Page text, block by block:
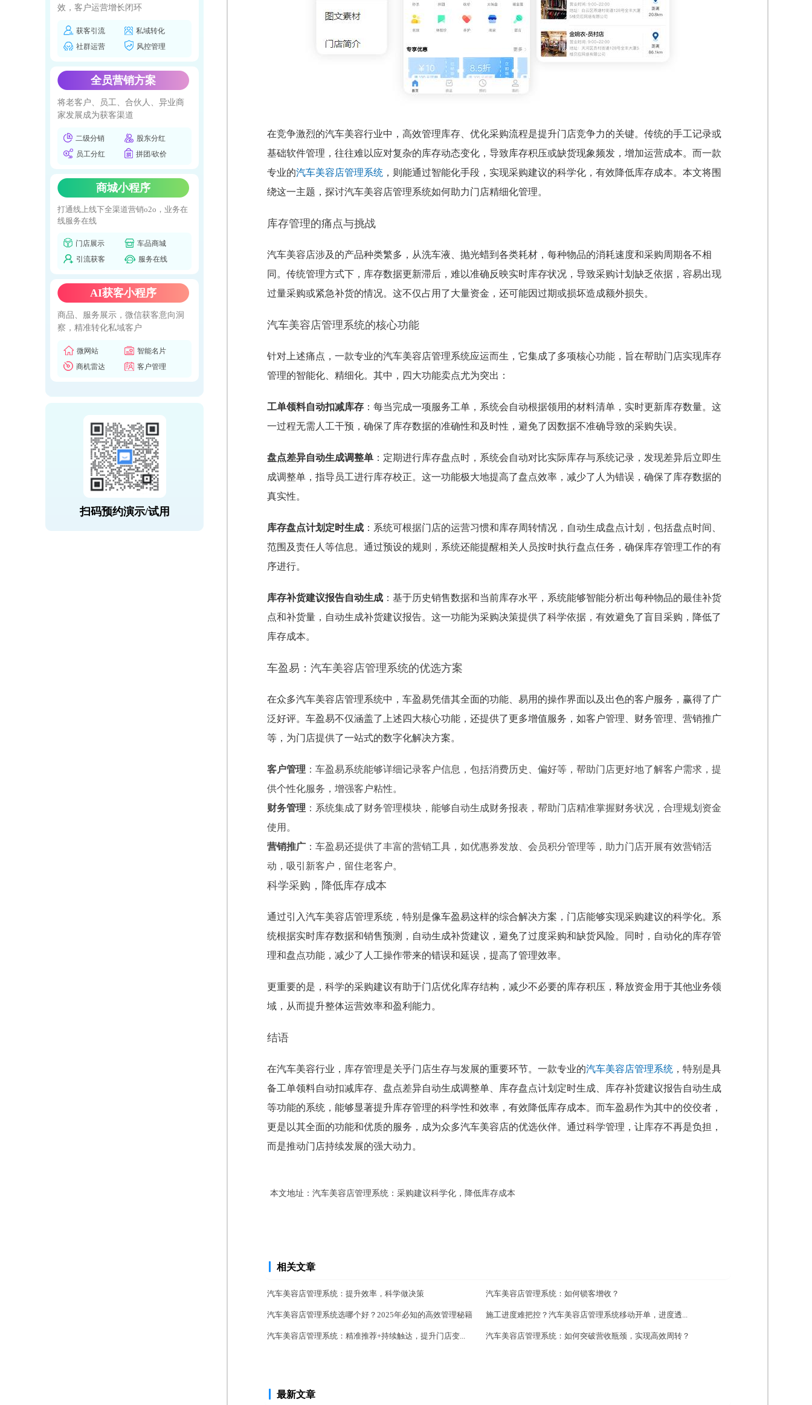
效，客户运营增长闭环
获客引流
私域转化
社群运营
风控管理
全员营销方案
将老客户、员工、合伙人、异业商
家发展成为获客渠道
二级分销
股东分红
员工分红
拼团/砍价
商城小程序
打通线上线下全渠道营销o2o，业务在
线服务在线
门店展示
车品商城
引流获客
服务在线
AI获客小程序
商品、服务展示，微信获客意向洞
察，精准转化私域客户
微网站
智能名片
商机雷达
客户管理
扫码预约演示/试用
在竞争激烈的汽车美容行业中，高效管理库存、优化采购流程是提升门店竞争力的关键。传统的手工记录或
基础软件管理，往往难以应对复杂的库存动态变化，导致库存积压或缺货现象频发，增加运营成本。而一款
专业的汽车美容店管理系统，则能通过智能化手段，实现采购建议的科学化，有效降低库存成本。本文将围
绕这一主题，探讨汽车美容店管理系统如何助力门店精细化管理。
库存管理的痛点与挑战
汽车美容店涉及的产品种类繁多，从洗车液、抛光蜡到各类耗材，每种物品的消耗速度和采购周期各不相
同。传统管理方式下，库存数据更新滞后，难以准确反映实时库存状况，导致采购计划缺乏依据，容易出现
过量采购或紧急补货的情况。这不仅占用了大量资金，还可能因过期或损坏造成额外损失。
汽车美容店管理系统的核心功能
针对上述痛点，一款专业的汽车美容店管理系统应运而生，它集成了多项核心功能，旨在帮助门店实现库存
管理的智能化、精细化。其中，四大功能卖点尤为突出：
工单领料自动扣减库存：每当完成一项服务工单，系统会自动根据领用的材料清单，实时更新库存数量。这
一过程无需人工干预，确保了库存数据的准确性和及时性，避免了因数据不准确导致的采购失误。
盘点差异自动生成调整单：定期进行库存盘点时，系统会自动对比实际库存与系统记录，发现差异后立即生
成调整单，指导员工进行库存校正。这一功能极大地提高了盘点效率，减少了人为错误，确保了库存数据的
真实性。
库存盘点计划定时生成：系统可根据门店的运营习惯和库存周转情况，自动生成盘点计划，包括盘点时间、
范围及责任人等信息。通过预设的规则，系统还能提醒相关人员按时执行盘点任务，确保库存管理工作的有
序进行。
库存补货建议报告自动生成：基于历史销售数据和当前库存水平，系统能够智能分析出每种物品的最佳补货
点和补货量，自动生成补货建议报告。这一功能为采购决策提供了科学依据，有效避免了盲目采购，降低了
库存成本。
车盈易：汽车美容店管理系统的优选方案
在众多汽车美容店管理系统中，车盈易凭借其全面的功能、易用的操作界面以及出色的客户服务，赢得了广
泛好评。车盈易不仅涵盖了上述四大核心功能，还提供了更多增值服务，如客户管理、财务管理、营销推广
等，为门店提供了一站式的数字化解决方案。
客户管理 ：车盈易系统能够详细记录客户信息，包括消费历史、偏好等，帮助门店更好地了解客户需求，提
供个性化服务，增强客户粘性。
财务管理 ：系统集成了财务管理模块，能够自动生成财务报表，帮助门店精准掌握财务状况，合理规划资金
使用。
营销推广：车盈易还提供了丰富的营销工具，如优惠券发放、会员积分管理等，助力门店开展有效营销活
动，吸引新客户，留住老客户。
科学采购，降低库存成本
通过引入汽车美容店管理系统，特别是像车盈易这样的综合解决方案，门店能够实现采购建议的科学化。系
统根据实时库存数据和销售预测，自动生成补货建议，避免了过度采购和缺货风险。同时，自动化的库存管
理和盘点功能，减少了人工操作带来的错误和延误，提高了管理效率。
更重要的是，科学的采购建议有助于门店优化库存结构，减少不必要的库存积压，释放资金用于其他业务领
域，从而提升整体运营效率和盈利能力。
结语
在汽车美容行业，库存管理是关乎门店生存与发展的重要环节。一款专业的汽车美容店管理系统，特别是具
备工单领料自动扣减库存、盘点差异自动生成调整单、库存盘点计划定时生成、库存补货建议报告自动生成
等功能的系统，能够显著提升库存管理的科学性和效率，有效降低库存成本。而车盈易作为其中的佼佼者，
更是以其全面的功能和优质的服务，成为众多汽车美容店的优选伙伴。通过科学管理，让库存不再是负担，
而是推动门店持续发展的强大动力。
本文地址： 汽车美容店管理系统：采购建议科学化，降低库存成本
相关文章
汽车美容店管理系统：提升效率，科学做决策 汽车美容店管理系统：如何锁客增收？
汽车美容店管理系统选哪个好？2025年必知的高效管理秘籍 施工进度难把控？汽车美容店管理系统移动开单，进度透...
汽车美容店管理系统：精准推荐+持续触达，提升门店变... 汽车美容店管理系统：如何突破营收瓶颈，实现高效周转？
最新文章